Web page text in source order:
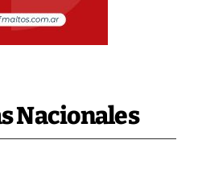
Nacionales